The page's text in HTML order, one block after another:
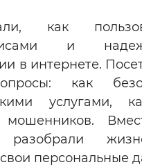
настройки
как
и
в интернете.
как
услугами,
мошенников.
персональные